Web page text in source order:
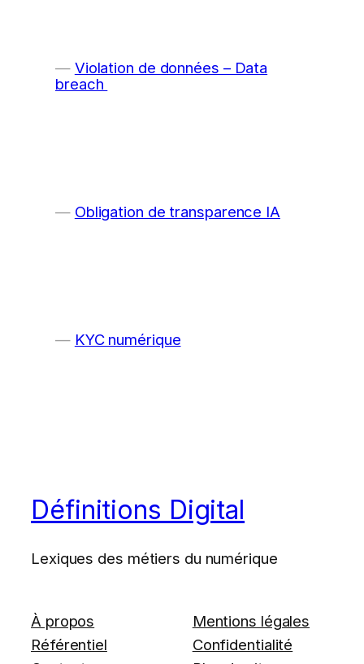
Violation de données – Data
breach
Obligation de transparence IA
KYC numérique
Définitions Digital
Lexiques des métiers du numérique
À propos
Référentiel
Mentions légales
Confidentialité